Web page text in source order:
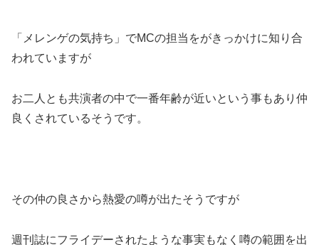
「メレンゲの気持ち」でMCの担当をがきっかけに知り合
われていますが
お二人とも共演者の中で一番年齢が近いという事もあり仲
良くされているそうです。
その仲の良さから熱愛の噂が出たそうですが
週刊誌にフライデーされたような事実もなく噂の範囲を出